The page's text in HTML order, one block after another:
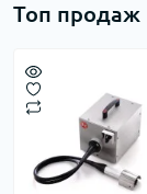
Топ продаж